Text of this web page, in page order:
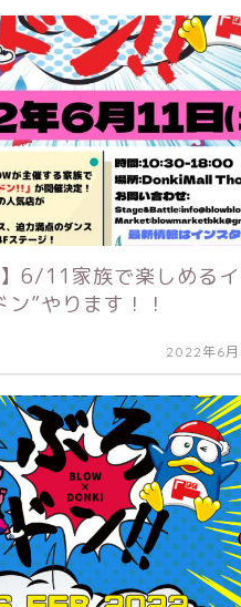
】6/11家族で楽しめる
ン”やります！！
2022年6月